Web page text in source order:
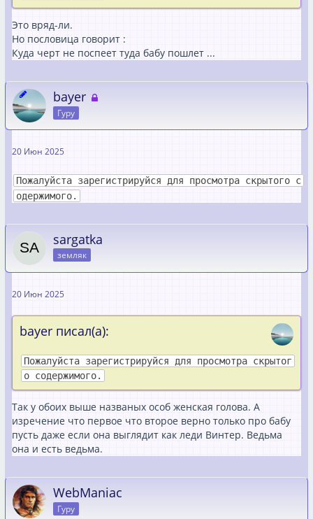
Это вряд-ли.
Но пословица говорит :
Куда черт не поспеет туда бабу пошлет ...
bayer
Гуру
20 Июн 2025
Пожалуйста зарегистрируйся для просмотра скрытого с
одержимого.
sargatka
земляк
20 Июн 2025
bayer писал(а):
Пожалуйста зарегистрируйся для просмотра скрытог
о содержимого.
Так у обоих выше названых особ женская голова. А
изречение что первое что второе верно только про бабу
пусть даже если она выглядит как леди Винтер. Ведьма
она и есть ведьма.
WebManiac
Гуру